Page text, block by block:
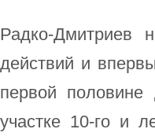
Радко-Дмитриев
действий и
первой
участке 10-го и